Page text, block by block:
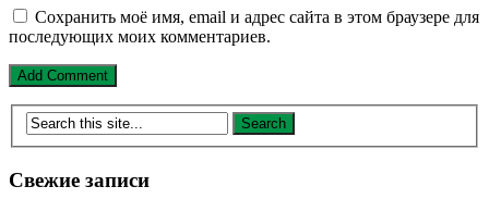
Сохранить моё имя, email и адрес сайта в этом браузере для
последующих моих комментариев.
Свежие записи